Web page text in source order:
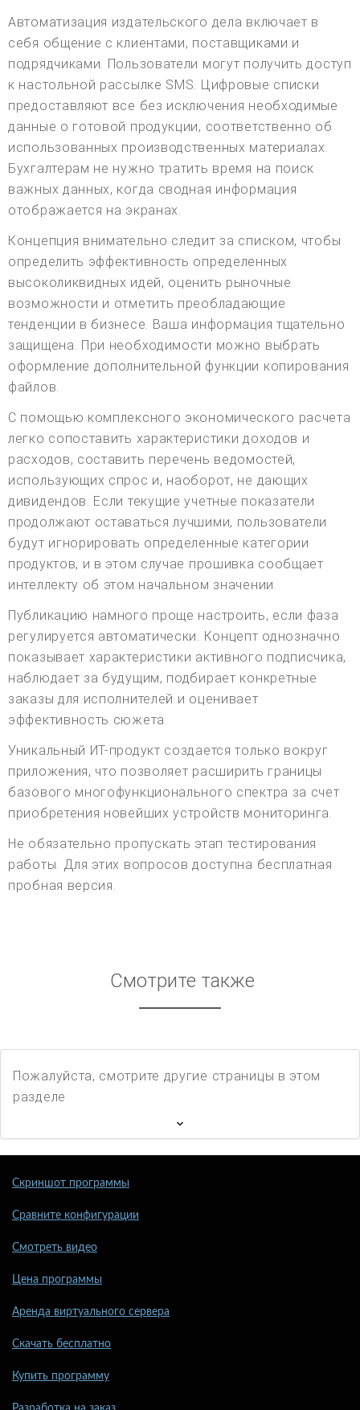
Автоматизация издательского дела включает в
себя общение с клиентами, поставщиками и
подрядчиками. Пользователи могут получить доступ
к настольной рассылке SMS. Цифровые списки
предоставляют все без исключения необходимые
данные о готовой продукции, соответственно об
использованных производственных материалах.
Бухгалтерам не нужно тратить время на поиск
важных данных, когда сводная информация
отображается на экранах.
Концепция внимательно следит за списком, чтобы
определить эффективность определенных
высоколиквидных идей, оценить рыночные
возможности и отметить преобладающие
тенденции в бизнесе. Ваша информация тщательно
защищена. При необходимости можно выбрать
оформление дополнительной функции копирования
файлов.
С помощью комплексного экономического расчета
легко сопоставить характеристики доходов и
расходов, составить перечень ведомостей,
использующих спрос и, наоборот, не дающих
дивидендов. Если текущие учетные показатели
продолжают оставаться лучшими, пользователи
будут игнорировать определенные категории
продуктов, и в этом случае прошивка сообщает
интеллекту об этом начальном значении.
Публикацию намного проще настроить, если фаза
регулируется автоматически. Концепт однозначно
показывает характеристики активного подписчика,
наблюдает за будущим, подбирает конкретные
заказы для исполнителей и оценивает
эффективность сюжета.
Уникальный ИТ-продукт создается только вокруг
приложения, что позволяет расширить границы
базового многофункционального спектра за счет
приобретения новейших устройств мониторинга.
Не обязательно пропускать этап тестирования
работы. Для этих вопросов доступна бесплатная
пробная версия.
Смотрите также
Пожалуйста, смотрите другие страницы в этом
разделе
Скриншот программы
Сравните конфигурации
Смотреть видео
Цена программы
Аренда виртуального сервера
Скачать бесплатно
Купить программу